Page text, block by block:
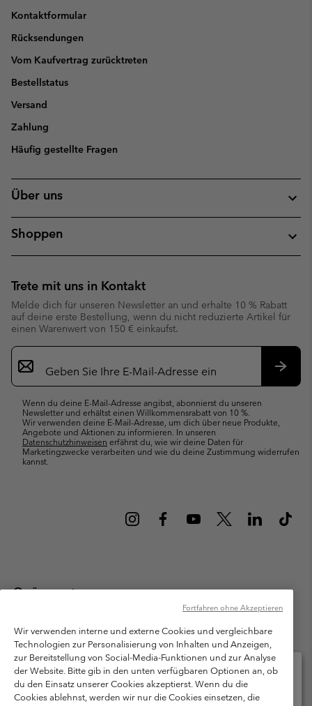
Kontaktformular
Rücksendungen
Vom Kaufvertrag zurücktreten
Bestellstatus
Versand
Zahlung
Häufig gestellte Fragen
Über uns
Shoppen
Trete mit uns in Kontakt
Melde dich für unseren Newsletter an und erhalte 10 % Rabatt
auf deine erste Bestellung, wenn du nicht reduzierte Artikel für
einen Warenwert von 150 € einkaufst.
Newsletter-
Anmeldung
Wenn du deine E-Mail-Adresse angibst, abonnierst du unseren
Newsletter und erhältst einen Willkommensrabatt von 10 %.
Wir verwenden deine E-Mail-Adresse, um dich über neue Produkte,
Angebote und Aktionen zu informieren. In unseren
Datenschutzhinweisen erfährst du, wie wir deine Daten für
Marketingzwecke verarbeiten und wie du deine Zustimmung widerrufen
kannst.
Österreich
Columbia Sportswear Austria GmbH. Moosfeldstraße 1, 5101
Bergheim, Salzburg Österreich. Alle Rechte vorbehalten.
Nutzungsbedingungen
Allgemeine Verkaufsbedingungen
Garantie
Datenschutzerklärung
Bestimmungen und Bedingungen des Mitglieder Programms
Wir verwenden interne und externe Cookies und vergleichbare
Technologien zur Personalisierung von Inhalten und Anzeigen,
zur Bereitstellung von Social-Media-Funktionen und zur Analyse
der Website. Bitte gib in den unten verfügbaren Optionen an, ob
du den Einsatz unserer Cookies akzeptierst. Wenn du die
Cookies ablehnst, werden wir nur die Cookies einsetzen, die
Fortfahren ohne Akzeptieren
Bitte wählen Sie Ihr Lieferland und Ihre Sprache